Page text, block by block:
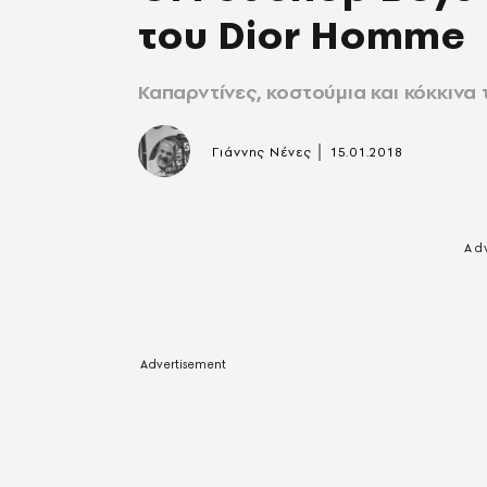
του Dior Homme
Καπαρντίνες, κοστούμια και
Γιάννης Νένες 15.01.2018